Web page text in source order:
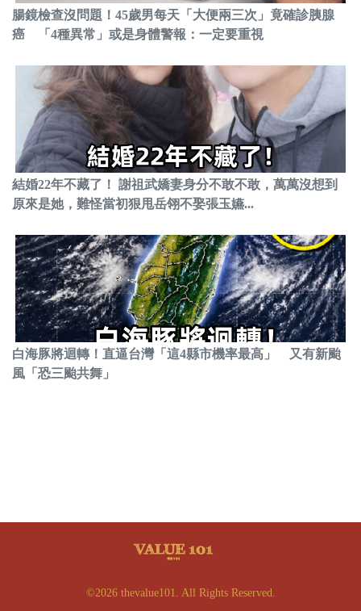
腸鏡檢查沒問題！45歲男每天「大便兩三次」竟確診胰腺
癌 「4種異常」或是身體警報：一定要重視
結婚22年不藏了！ 謝祖武嬌妻身分不敢不敢，萬萬沒想到
原來是她，難怪當初狠甩岳翎不娶張玉嬿...
白海豚將迴轉！直逼台灣「這4縣市機率最高」 又有新颱
風「恐三颱共舞」
©2026 thevalue101. All Rights Reserved.